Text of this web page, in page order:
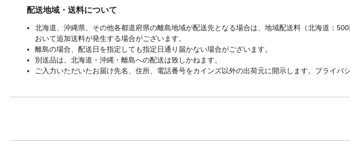
配送地域・送料について
北海道、沖縄県、その他各都道府県の離島地域が配送先となる場合は、地域配送料（北海道：
おいて追加送料が発生する場合がございます。
離島の場合、配送日を指定しても指定日通り届かない場合がございます。
別送品は、北海道・沖縄・離島への配送は致しかねます。
ご入力いただいたお届け先名、住所、電話番号をカインズ以外の出荷元に開示します。プライバ